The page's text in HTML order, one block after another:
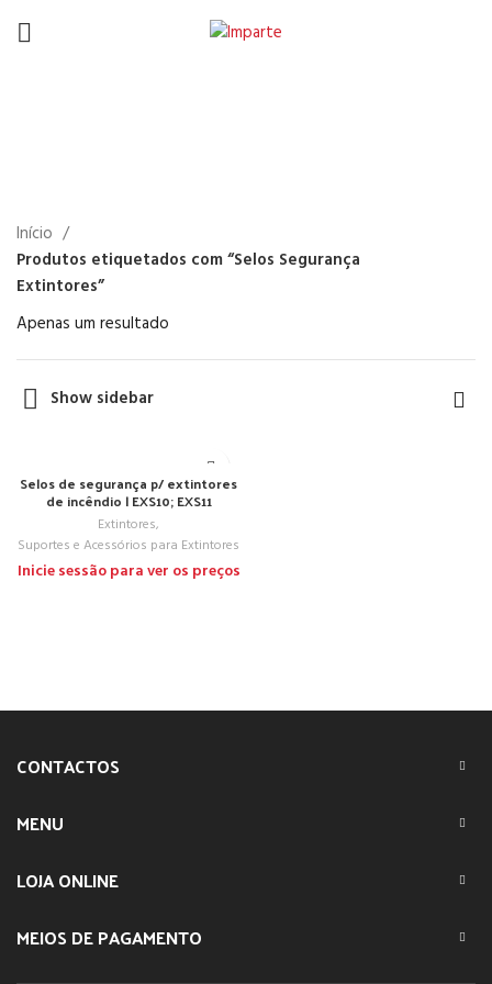
Início
Produtos etiquetados com “Selos Segurança
Extintores”
Apenas um resultado
Show sidebar
Selos de segurança p/ extintores
de incêndio | EXS10; EXS11
Extintores,
Suportes e Acessórios para Extintores
Inicie sessão para ver os preços
CONTACTOS
MENU
LOJA ONLINE
MEIOS DE PAGAMENTO